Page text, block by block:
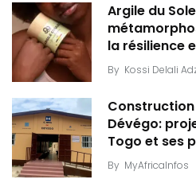
Argile du
la résilience
By Kossi Delali
Construction
Dévégo:
Togo et ses
By MyAfricaInfos